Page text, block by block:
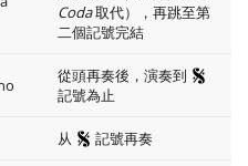
Coda取代），再跳至第
二個記號完結
從頭再奏後，演奏到
記號為止
从 記號再奏